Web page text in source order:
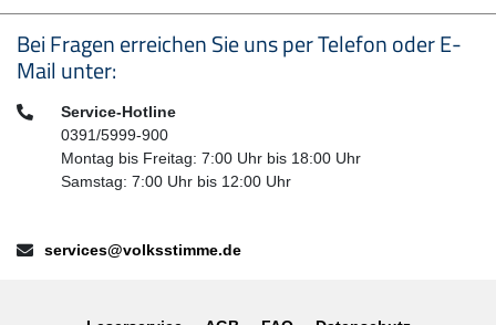
Seitenfußbereich
Bei Fragen erreichen Sie uns per Telefon oder E-
Mail unter:
Telefon:Service-Hotline
0391/5999-900
Montag bis Freitag: 7:00 Uhr bis 18:00 Uhr
Samstag: 7:00 Uhr bis 12:00 Uhr
E-Mail:services@volksstimme.de